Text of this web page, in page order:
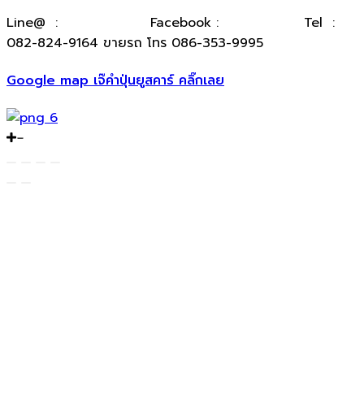
​Line@ :
Facebook :
Tel :
082-824-9164 ขายรถ โทร 086-353-9995
Google map เจ๊คำปุ่นยูสคาร์ คลิ๊กเลย